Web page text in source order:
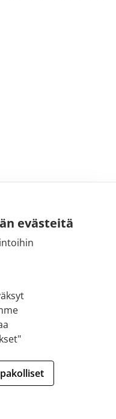
evästeitä